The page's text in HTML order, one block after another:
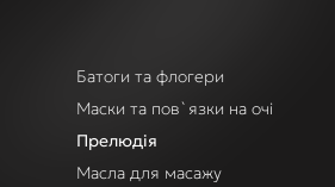
Батоги та флогери
Маски та пов`язки на очі
Прелюдія
Масла для масажу